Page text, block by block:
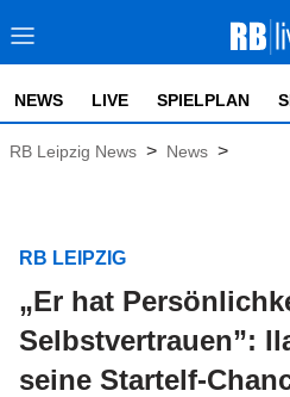
NEWS LIVE SPIELPLAN
RB Leipzig News > News >
RB LEIPZIG
„Er hat
Selbstvertrauen”:
seine Startelf-